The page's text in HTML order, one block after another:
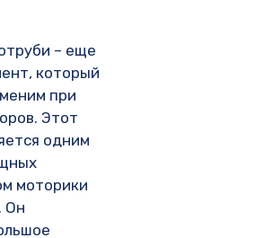
– еще
который
при
Этот
одним
моторики
Он